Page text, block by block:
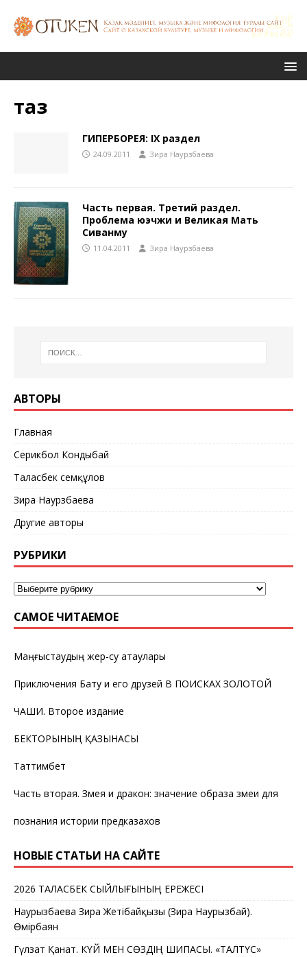
таз
ГИПЕРБОРЕЯ: ІХ раздел
24.09.2011 Зира Наурзбаева
Часть первая. Третий раздел.
Проблема юэчжи и Великая Мать
Сиванму
11.04.2011 Зира Наурзбаева
АВТОРЫ
Главная
Серикбол Кондыбай
Таласбек Әсемқұлов
Зира Наурзбаева
Другие авторы
РУБРИКИ
САМОЕ ЧИТАЕМОЕ
Маңғыстаудың жер-су атаулары
Приключения Бату и его друзей В ПОИСКАХ ЗОЛОТОЙ
ЧАШИ. Второе издание
БЕКТОРЫНЫҢ ҚАЗЫНАСЫ
Таттимбет
Часть вторая. Змея и дракон: значение образа змеи для
познания истории предказахов
НОВЫЕ СТАТЬИ НА САЙТЕ
2026 ТАЛАСБЕК СЫЙЛЫҒЫНЫҢ ЕРЕЖЕСІ
Наурызбаева Зира Жетібайқызы (Зира Наурызбай).
Өмірбаян
Гүлзат Қанат. КҮЙ МЕН СӨЗДІҢ ШИПАСЫ. «ТАЛТҮС»